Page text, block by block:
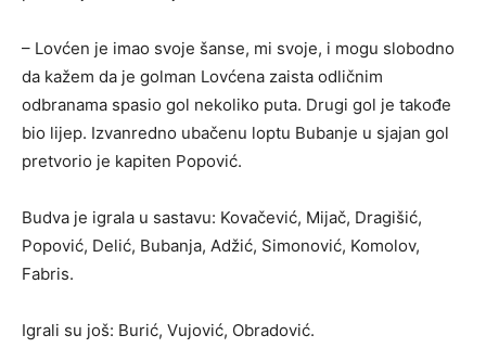
– Lovćen je imao svoje šanse, mi svoje, i mogu slobodno
da kažem da je golman Lovćena zaista odličnim
odbranama spasio gol nekoliko puta. Drugi gol je takođe
bio lijep. Izvanredno ubačenu loptu Bubanje u sjajan gol
pretvorio je kapiten Popović.
Budva je igrala u sastavu: Kovačević, Mijač, Dragišić,
Popović, Delić, Bubanja, Adžić, Simonović, Komolov,
Fabris.
Igrali su još: Burić, Vujović, Obradović.